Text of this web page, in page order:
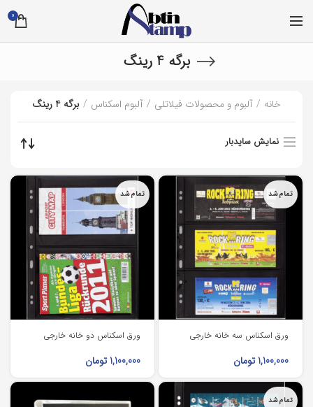
0
برگه 4 رینگ
خانه آلبوم و محصولات فیلاتلی آلبوم اسکناس برگه 4 رینگ
نمایش سایدبار
تمام شد
ورق اسکناس سه خانه خارجی
1,100,000 تومان
تمام شد
ورق اسکناس دو خانه خارجی
1,100,000 تومان
تمام شد